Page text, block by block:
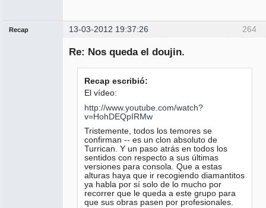
264
Recap 13-03-2012 19:37:26
Re: Nos queda el doujin.
Recap escribió:
El vídeo:
http://www.youtube.com/watch?
v=HohDEQpIRMw
Tristemente, todos los temores se
confirman -- es un clon absoluto de
Turrican. Y un paso atrás en todos los
sentidos con respecto a sus últimas
versiones para consola. Que a estas
alturas haya que ir recogiendo diamantitos
ya habla por sí solo de lo mucho por
recorrer que le queda a este grupo para
que sus obras pasen por profesionales.